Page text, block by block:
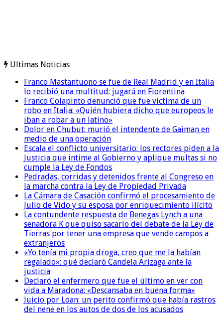
Ultimas Noticias
Franco Mastantuono se fue de Real Madrid y en Italia
lo recibió una multitud: jugará en Fiorentina
Franco Colapinto denunció que fue víctima de un
robo en Italia: «Quién hubiera dicho que europeos le
iban a robar a un latino»
Dolor en Chubut: murió el intendente de Gaiman en
medio de una operación
Escala el conflicto universitario: los rectores piden a la
Justicia que intime al Gobierno y aplique multas si no
cumple la Ley de Fondos
Pedradas, corridas y detenidos frente al Congreso en
la marcha contra la Ley de Propiedad Privada
La Cámara de Casación confirmó el procesamiento de
Julio de Vido y su esposa por enriquecimiento ilícito
La contundente respuesta de Benegas Lynch a una
senadora K que quiso sacarlo del debate de la Ley de
Tierras por tener una empresa que vende campos a
extranjeros
«Yo tenía mi propia droga, creo que me la habían
regalado»: qué declaró Candela Arizaga ante la
justicia
Declaró el enfermero que fue el último en ver con
vida a Maradona: «Descansaba en buena forma»
Juicio por Loan: un perito confirmó que había rastros
del nene en los autos de dos de los acusados